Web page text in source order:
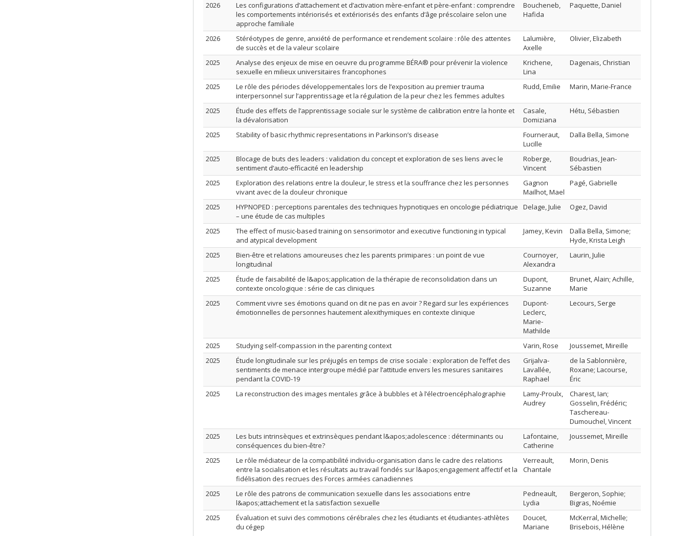
2026
Les configurations d’attachement et d’activation mère-enfant et père-enfant : comprendre
les comportements intériorisés et extériorisés des enfants d’âge préscolaire selon une
approche familiale
Boucheneb,
Hafida
Paquette, Daniel
2026
Stéréotypes de genre, anxiété de performance et rendement scolaire : rôle des attentes
de succès et de la valeur scolaire
Lalumière,
Axelle
Olivier, Elizabeth
2025
Analyse des enjeux de mise en oeuvre du programme BÉRA® pour prévenir la violence
sexuelle en milieux universitaires francophones
Krichene,
Lina
Dagenais, Christian
2025
Le rôle des périodes développementales lors de l’exposition au premier trauma
interpersonnel sur l’apprentissage et la régulation de la peur chez les femmes adultes
Rudd, Emilie Marin, Marie-France
2025
Étude des effets de l’apprentissage sociale sur le système de calibration entre la honte et
la dévalorisation
Casale,
Domiziana
Hétu, Sébastien
2025 Stability of basic rhythmic representations in Parkinson’s disease
Fourneraut,
Lucille
Dalla Bella, Simone
2025
Blocage de buts des leaders : validation du concept et exploration de ses liens avec le
sentiment d’auto-efficacité en leadership
Roberge,
Vincent
Boudrias, Jean-
Sébastien
2025
Exploration des relations entre la douleur, le stress et la souffrance chez les personnes
vivant avec de la douleur chronique
Gagnon
Mailhot, Mael
Pagé, Gabrielle
2025
HYPNOPED : perceptions parentales des techniques hypnotiques en oncologie pédiatrique
– une étude de cas multiples
Delage, Julie Ogez, David
2025
The effect of music-based training on sensorimotor and executive functioning in typical
and atypical development
Jamey, Kevin
Dalla Bella, Simone;
Hyde, Krista Leigh
2025
Bien-être et relations amoureuses chez les parents primipares : un point de vue
longitudinal
Cournoyer,
Alexandra
Laurin, Julie
2025
Étude de faisabilité de l&apos;application de la thérapie de reconsolidation dans un
contexte oncologique : série de cas cliniques
Dupont,
Suzanne
Brunet, Alain; Achille,
Marie
2025
Comment vivre ses émotions quand on dit ne pas en avoir ? Regard sur les expériences
émotionnelles de personnes hautement alexithymiques en contexte clinique
Dupont-
Leclerc,
Marie-
Mathilde
Lecours, Serge
2025 Studying self-compassion in the parenting context Varin, Rose
Joussemet, Mireille
2025
Étude longitudinale sur les préjugés en temps de crise sociale : exploration de l’effet des
sentiments de menace intergroupe médié par l’attitude envers les mesures sanitaires
pendant la COVID-19
Grijalva-
Lavallée,
Raphael
de la Sablonnière,
Roxane; Lacourse,
Éric
2025
La reconstruction des images mentales grâce à bubbles et à l’électroencéphalographie
Lamy-Proulx,
Audrey
Charest, Ian;
Gosselin, Frédéric;
Taschereau-
Dumouchel, Vincent
2025
Les buts intrinsèques et extrinsèques pendant l&apos;adolescence : déterminants ou
conséquences du bien-être?
Lafontaine,
Catherine
Joussemet, Mireille
2025
Le rôle médiateur de la compatibilité individu-organisation dans le cadre des relations
entre la socialisation et les résultats au travail fondés sur l&apos;engagement affectif et la
fidélisation des recrues des Forces armées canadiennes
Verreault,
Chantale
Morin, Denis
2025
Le rôle des patrons de communication sexuelle dans les associations entre
l&apos;attachement et la satisfaction sexuelle
Pedneault,
Lydia
Bergeron, Sophie;
Bigras, Noémie
2025
Évaluation et suivi des commotions cérébrales chez les étudiants et étudiantes-athlètes
du cégep
Doucet,
Mariane
McKerral, Michelle;
Brisebois, Hélène